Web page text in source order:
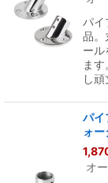
パイ
品。
ール
ま
し
パイ
ォ
オ